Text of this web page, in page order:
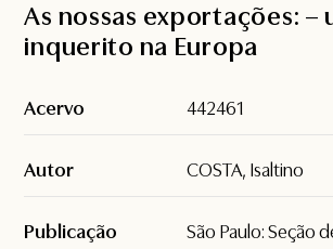
As nossas exportações: –
inquerito na Europa
Acervo 442461
Autor COSTA, Isaltino
Publicação
São Paulo: Seção